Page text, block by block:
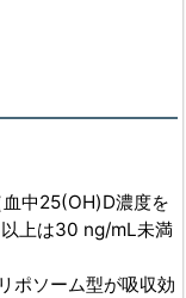
中25(OH)D濃度を
上は30 ng/mL未満
ポソーム型が吸収効